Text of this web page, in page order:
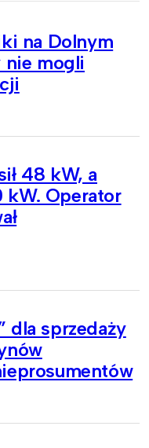
na Dolnym
nie mogli
48 kW, a
kW. Operator
dla sprzedaży